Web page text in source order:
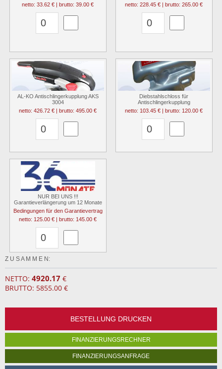
netto: 33.62 € | brutto: 39.00 €
netto: 228.45 € | brutto: 265.00 €
AL-KO Antischlingerkupplung AKS
3004
netto: 426.72 € | brutto: 495.00 €
Diebstahlschloss für
Antischlingerkupplung
netto: 103.45 € | brutto: 120.00 €
NUR BEI UNS !!!
Garantieverlängerung um 12 Monate
Bedingungen für den Garantievertrag
netto: 125.00 € | brutto: 145.00 €
Z U S A M M E N:
NETTO: 4920.17 €
BRUTTO: 5855.00 €
BESTELLUNG DRUCKEN
FINANZIERUNGSRECHNER
FINANZIERUNGSANFRAGE